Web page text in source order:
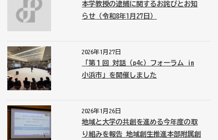
本学教授の逮捕に関するお詫びとお知
らせ（令和8年1月27日）
2026年1月27日
「第１回 対話（p4c）フォーラム in
小浜市」を開催しました
2026年1月26日
地域と大学の共創を進める今年度の取
り組みを報告 地域創生推進本部附属創